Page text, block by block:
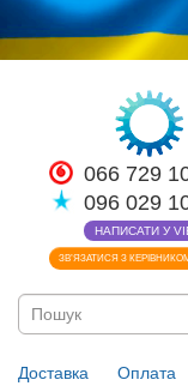
066 729
096 029
НАПИСАТИ У
ЗВ’ЯЗАТИСЯ З
Доставка Оплата